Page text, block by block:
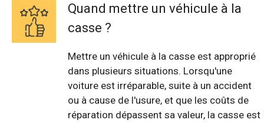
Quand mettre un véhicule à la
casse ?
Mettre un véhicule à la casse est approprié
dans plusieurs situations. Lorsqu'une
voiture est irréparable, suite à un accident
ou à cause de l'usure, et que les coûts de
réparation dépassent sa valeur, la casse est